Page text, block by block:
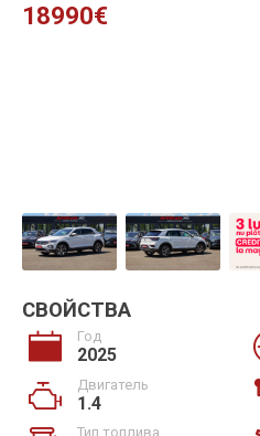
18990€
СВОЙСТВА
Год
2025
Двигатель
1.4
Тип топлива